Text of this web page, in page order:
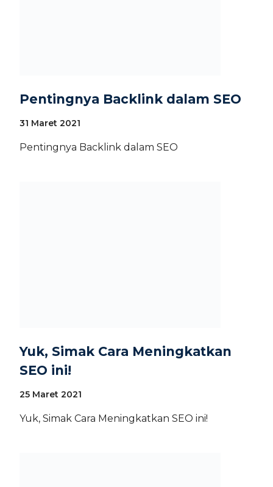
Pentingnya Backlink dalam SEO
31 Maret 2021
Pentingnya Backlink dalam SEO
Yuk, Simak Cara Meningkatkan
SEO ini!
25 Maret 2021
Yuk, Simak Cara Meningkatkan SEO ini!